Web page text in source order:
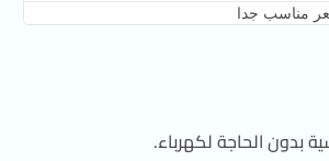
مناسب جدا
بدون الحاجة لكهرباء.